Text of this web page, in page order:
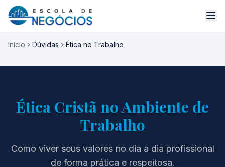
Início Dúvidas Ética no Trabalho
Ética Cristã no Ambiente de
Trabalho
Como viver seus valores no dia a dia profissional
de forma prática e respeitosa.